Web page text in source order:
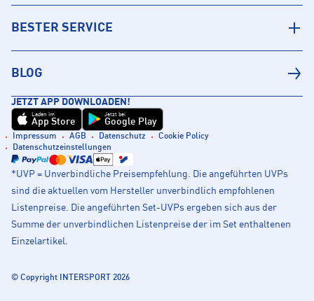
BESTER SERVICE
BLOG
JETZT APP DOWNLOADEN!
Laden im
App Store
Jetzt bei
Google Play
Impressum AGB Datenschutz
Cookie Policy
Datenschutzeinstellungen
*UVP = Unverbindliche Preisempfehlung. Die angeführten UVPs
sind die aktuellen vom Hersteller unverbindlich empfohlenen
Listenpreise. Die angeführten Set-UVPs ergeben sich aus der
Summe der unverbindlichen Listenpreise der im Set enthaltenen
Einzelartikel.
© Copyright INTERSPORT 2026